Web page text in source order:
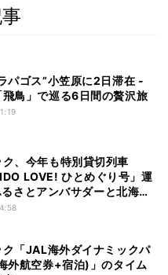
パゴス”小笠原に2日滞在 -
鳥」で巡る6日間の贅沢旅
、今年も特別貸切列車
LOVE! ひとめぐり号」運
さとアンバサダーと北海道
間
ク「JAL海外ダイナミックパ
外航空券+宿泊)」のタイム